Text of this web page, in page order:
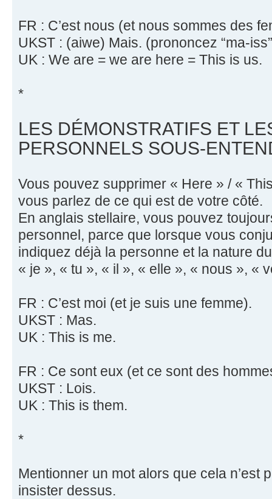
FR : C’est nous (et nous sommes des
UKST : (aiwe) Mais. (prononcez “ma-
UK : We are = we are here = This is us.
*
LES DÉMONSTRATIFS ET
PERSONNELS SOUS-
Vous pouvez supprimer « Here » / «
vous parlez de ce qui est de votre côté.
En anglais stellaire, vous pouvez
personnel, parce que lorsque vous
indiquez déjà la personne et la nature
« je », « tu », « il », « elle », « nous », «
FR : C’est moi (et je suis une femme).
UKST : Mas.
UK : This is me.
FR : Ce sont eux (et ce sont des
UKST : Lois.
UK : This is them.
*
Mentionner un mot alors que cela n’est
insister dessus.